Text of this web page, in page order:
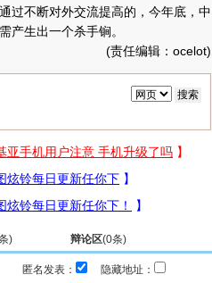
不断对外交流提高的，今年底，中
产生出一个杀手锏。
(责任编辑：ocelot)
) 辩论区(0条)
匿名发表： 隐藏地址：